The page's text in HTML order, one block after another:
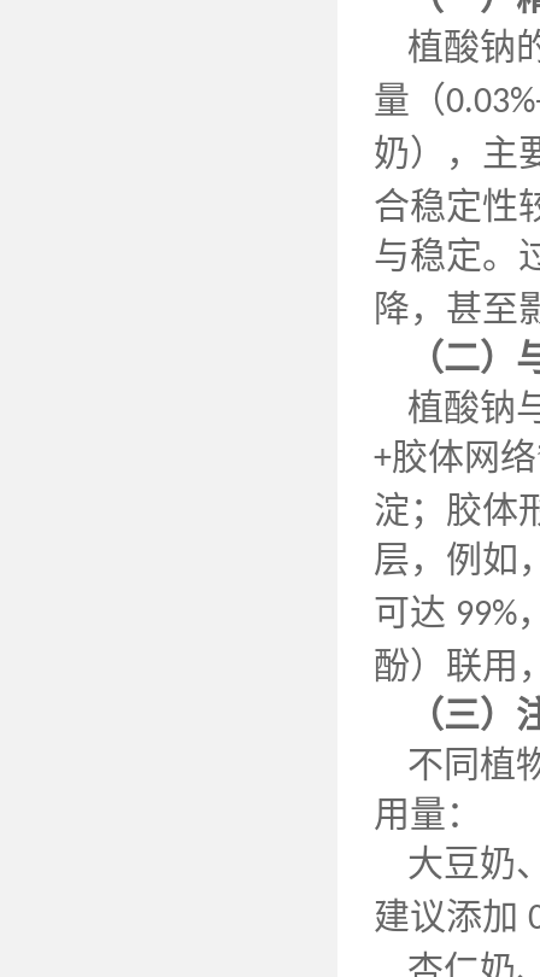
植酸钠
量（
奶），主
合稳定性
与稳定。
降，甚至
（二
植酸钠
+胶体网
淀；胶体
层，例如
可达 99%
酚）联用
（三
不同植
用量：
大豆奶
建议添加